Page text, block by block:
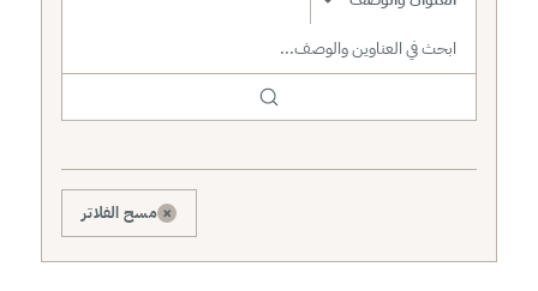
نطاق البحث
× مسح الفلاتر